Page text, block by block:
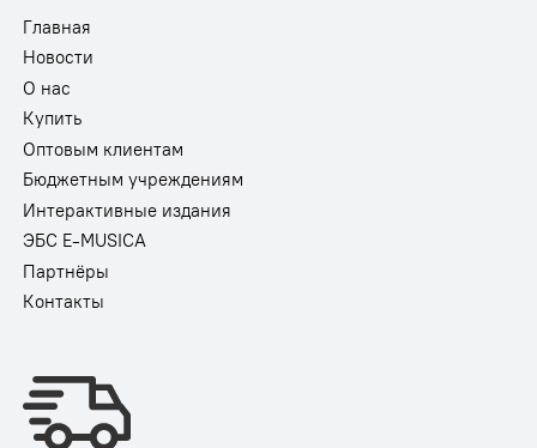
Главная
Новости
О нас
Купить
Оптовым клиентам
Бюджетным учреждениям
Интерактивные издания
ЭБС E-MUSICA
Партнёры
Контакты